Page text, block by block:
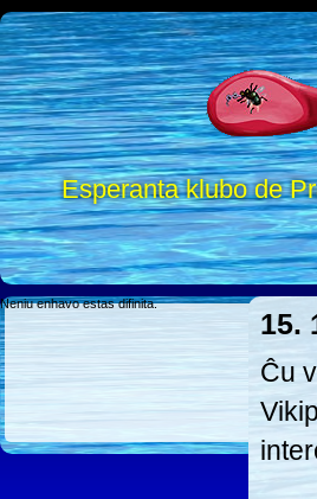
Esperanta klubo de
Neniu enhavo estas difinita.
15.
Ĉu